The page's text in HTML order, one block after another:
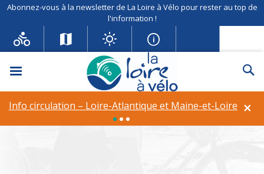
Abonnez-vous à la newsletter de La Loire à Vélo pour rester au top de
l'information !
Menu
×
Info circulation – Loire-Atlantique et Maine-et-Loire
Info circulation – Déviation à
Rilly-sur-Loire
Étiquette :Traiteur